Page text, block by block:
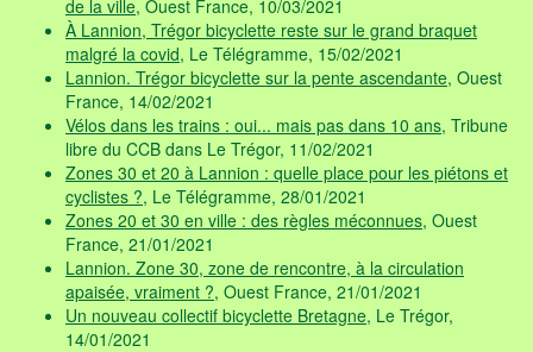
de la ville, Ouest France, 10/03/2021
À Lannion, Trégor bicyclette reste sur le grand braquet
malgré la covid, Le Télégramme, 15/02/2021
Lannion. Trégor bicyclette sur la pente ascendante, Ouest
France, 14/02/2021
Vélos dans les trains : oui... mais pas dans 10 ans, Tribune
libre du CCB dans Le Trégor, 11/02/2021
Zones 30 et 20 à Lannion : quelle place pour les piétons et
cyclistes ?, Le Télégramme, 28/01/2021
Zones 20 et 30 en ville : des règles méconnues, Ouest
France, 21/01/2021
Lannion. Zone 30, zone de rencontre, à la circulation
apaisée, vraiment ?, Ouest France, 21/01/2021
Un nouveau collectif bicyclette Bretagne, Le Trégor,
14/01/2021